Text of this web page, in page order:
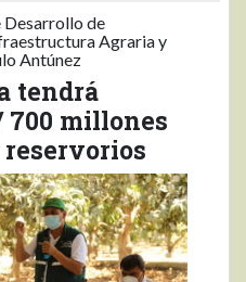
Desarrollo de
Agraria y
Antúnez
tendrá
700 millones